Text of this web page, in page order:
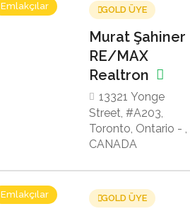
Emlakçılar GOLD ÜYE
Murat Şahiner
RE/MAX
Realtron
13321 Yonge
Street, #A203,
Toronto, Ontario - ,
CANADA
Emlakçılar GOLD ÜYE